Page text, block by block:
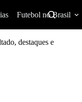
Futebol no Brasil
destaques e